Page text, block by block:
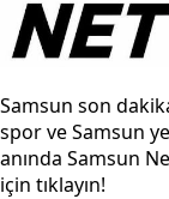
Samsun son
spor ve Samsun
anında Samsun
için tıklayın!